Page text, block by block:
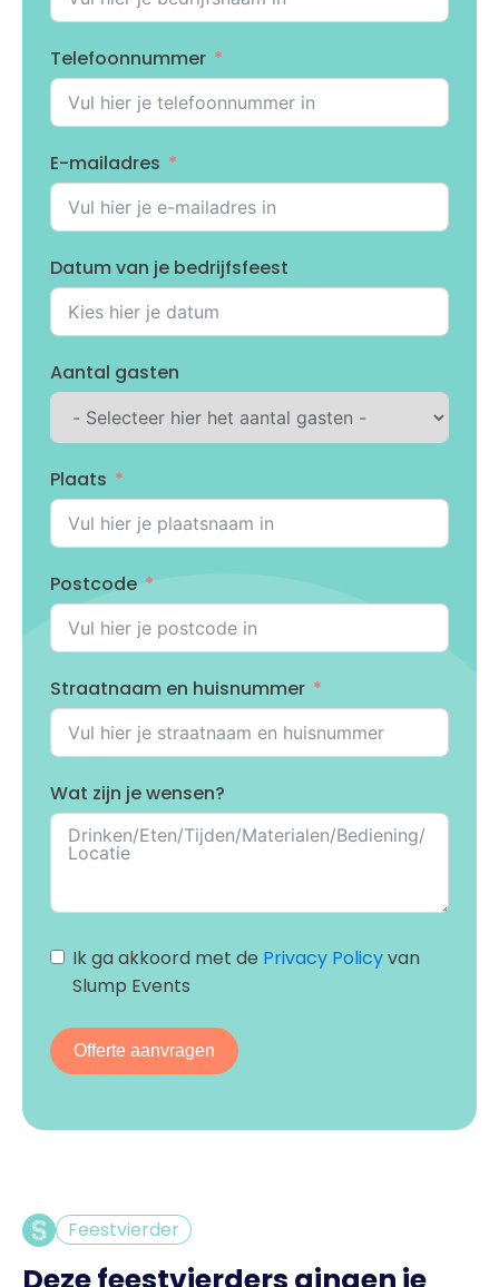
Telefoonnummer
E-mailadres
Datum van je bedrijfsfeest
Aantal gasten
Plaats
Postcode
Straatnaam en huisnummer
Wat zijn je wensen?
Ik ga akkoord met de Privacy Policyvan
Slump Events
Offerte aanvragen
Feestvierder